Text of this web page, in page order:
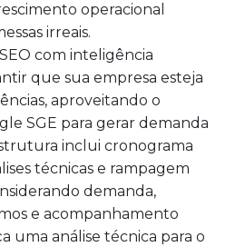
operacional
irreais.
com inteligência
que sua empresa esteja
aproveitando o
SGE para gerar demanda
inclui cronograma
técnicas e rampagem
demanda,
e acompanhamento
uma análise técnica para o